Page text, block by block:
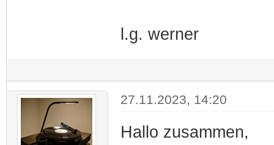
l.g. werner
27.11.2023, 14:20
Hallo zusammen,